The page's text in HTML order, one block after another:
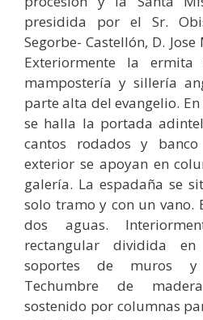
presidida por el Sr.
Segorbe- Castellón, D.
Exteriormente la
mampostería y sillería
parte alta del evangelio.
se halla la portada
cantos rodados y
exterior se apoyan en
galería. La espadaña se
solo tramo y con un vano.
dos aguas.
rectangular dividida
soportes de muros y
Techumbre de
sostenido por columnas